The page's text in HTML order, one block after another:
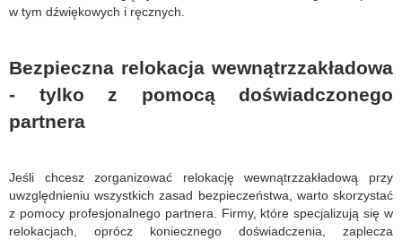
w tym dźwiękowych i ręcznych.
Bezpieczna relokacja wewnątrzzakładowa
- tylko z pomocą doświadczonego
partnera
Jeśli chcesz zorganizować relokację wewnątrzzakładową przy
uwzględnieniu wszystkich zasad bezpieczeństwa, warto skorzystać
z pomocy profesjonalnego partnera. Firmy, które specjalizują się w
relokacjach, oprócz koniecznego doświadczenia, zaplecza